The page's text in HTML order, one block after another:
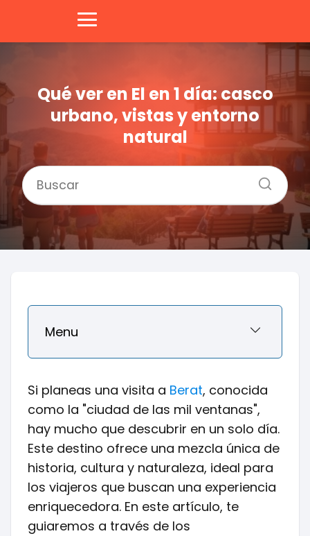
Qué ver en El en 1 día: casco
urbano, vistas y entorno
natural
Menu
Si planeas una visita a Berat, conocida
como la "ciudad de las mil ventanas",
hay mucho que descubrir en un solo día.
Este destino ofrece una mezcla única de
historia, cultura y naturaleza, ideal para
los viajeros que buscan una experiencia
enriquecedora. En este artículo, te
guiaremos a través de los